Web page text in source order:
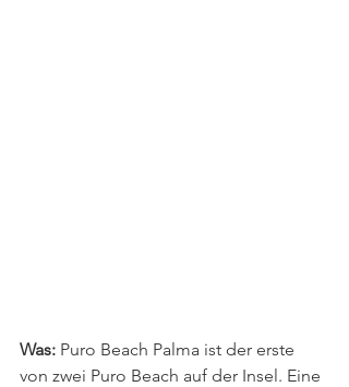
Was: Puro Beach Palma ist der erste
von zwei Puro Beach auf der Insel. Eine